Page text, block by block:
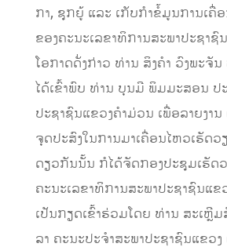
ກາ, ຊຸກຍູ້ ແລະ ເກັບກຳຂໍ້ມູນການເຄື່
ຂອງຄະນະເລຂາທິການສະພາປະຊາຊົ
ໂອກາດດັ່ງກ່າວ ທ່ານ ສິງຄໍາ ວົງພະຈັ
ໄດ້ເຂົ້າພົບ ທ່ານ ບຸນມີ ພິມມະສອນ ປ
ປະຊາຊົນແຂວງຄໍາມ່ວນ ເພື່ອລາຍງານ
ຈຸດປະສົງໃນການມາເຄື່ອນໄຫວເຮັດ
ດຽວກັນນັ້ນ ກໍໄດ້ຈັດກອງປະຊຸມເຮັດ
ຄະນະເລຂາທິການສະພາປະຊາຊົນແຂ
ເປັນກຽດເຂົ້າຮ່ວມໂດຍ ທ່ານ ສະເຫຼີ
ລາ ຄະນະປະຈໍາສະພາປະຊາຊົນແຂວງ